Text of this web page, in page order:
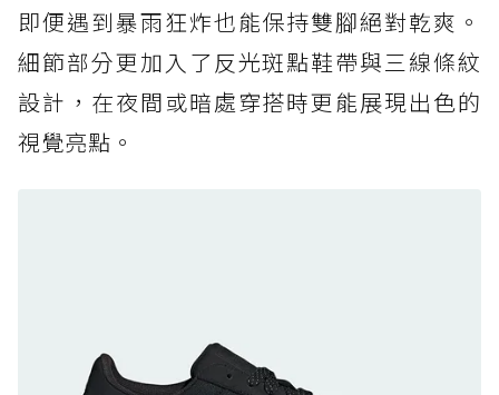
防水鞋推薦 7. Timberland Motion Access：
黃靴同級頂級防水，輕量化工裝健走鞋雨天必備
防水鞋推薦 7. Timberland Motion Access：
黃靴同級頂級防水，輕量化工裝健走鞋雨天必備
防水鞋推薦 10. PUMA Voyage NITRO™ 4
即便遇到暴雨狂炸也能保持雙腳絕對乾爽。
細節部分更加入了反光斑點鞋帶與三線條紋
設計，在夜間或暗處穿搭時更能展現出色的
視覺亮點。